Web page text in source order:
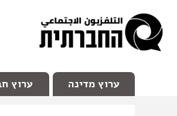
ערוץ מדינה ערוץ